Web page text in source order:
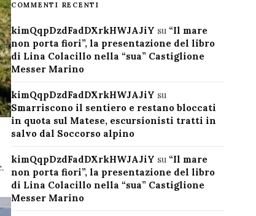
COMMENTI RECENTI
kimQqpDzdFadDXrkHWJAJiY su “Il mare
non porta fiori”, la presentazione del libro
di Lina Colacillo nella “sua” Castiglione
Messer Marino
kimQqpDzdFadDXrkHWJAJiY su
Smarriscono il sentiero e restano bloccati
in quota sul Matese, escursionisti tratti in
salvo dal Soccorso alpino
kimQqpDzdFadDXrkHWJAJiY su “Il mare
non porta fiori”, la presentazione del libro
di Lina Colacillo nella “sua” Castiglione
Messer Marino